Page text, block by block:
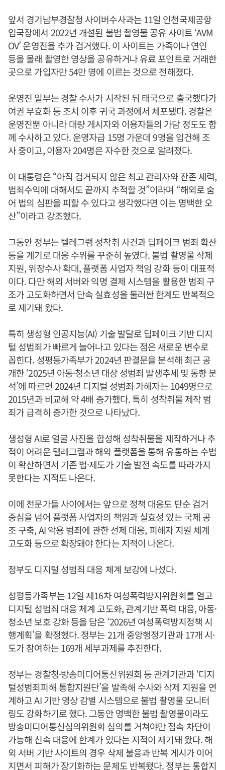
앞서 경기남부경찰청 사이버수사과는 11일 인천국제공항
입국장에서 2022년 개설된 불법 촬영물 공유 사이트 ‘AVM
OV’ 운영진을 추가 검거했다. 이 사이트는 가족이나 연인
등을 몰래 촬영한 영상을 공유하거나 유료 포인트로 거래한
곳으로 가입자만 54만 명에 이르는 것으로 전해졌다.
운영진 일부는 경찰 수사가 시작된 뒤 태국으로 출국했다가
여권 무효화 등 조치 이후 귀국 과정에서 체포됐다. 경찰은
운영진뿐 아니라 대량 게시자와 이용자들의 가담 정도도 함
께 수사하고 있다. 운영자급 15명 가운데 9명을 입건해 조
사 중이고, 이용자 204명은 자수한 것으로 알려졌다.
이 대통령은 “아직 검거되지 않은 최고 관리자와 잔존 세력,
범죄수익에 대해서도 끝까지 추적할 것”이라며 “해외로 숨
어 법의 심판을 피할 수 있다고 생각했다면 이는 명백한 오
산”이라고 강조했다.
그동안 정부는 텔레그램 성착취 사건과 딥페이크 범죄 확산
등을 계기로 대응 수위를 꾸준히 높였다. 불법 촬영물 삭제
지원, 위장수사 확대, 플랫폼 사업자 책임 강화 등이 대표적
이다. 다만 해외 서버와 익명 결제 시스템을 활용한 범죄 구
조가 고도화하면서 단속 실효성을 둘러싼 한계도 반복적으
로 제기돼 왔다.
특히 생성형 인공지능(AI) 기술 발달로 딥페이크 기반 디지
털 성범죄가 빠르게 늘어나고 있다는 점은 새로운 변수로
꼽힌다. 성평등가족부가 2024년 판결문을 분석해 최근 공
개한 ‘2025년 아동·청소년 대상 성범죄 발생추세 및 동향 분
석’에 따르면 2024년 디지털 성범죄 가해자는 1049명으로
2015년과 비교해 약 4배 증가했다. 특히 성착취물 제작 범
죄가 급격히 증가한 것으로 나타났다.
생성형 AI로 얼굴 사진을 합성해 성착취물을 제작하거나 추
적이 어려운 텔레그램과 해외 플랫폼을 통해 유통하는 수법
이 확산하면서 기존 법·제도가 기술 발전 속도를 따라가지
못한다는 지적도 나온다.
이에 전문가들 사이에서는 앞으로 정책 대응도 단순 검거
중심을 넘어 플랫폼 사업자의 책임과 실효성 있는 국제 공
조 구축, AI 악용 범죄에 관한 선제 대응, 피해자 지원 체계
고도화 등으로 확장돼야 한다는 지적이 나온다.
정부도 디지털 성범죄 대응 체계 보강에 나섰다.
성평등가족부는 12일 제16차 여성폭력방지위원회를 열고
디지털 성범죄 대응 체계 고도화, 관계기반 폭력 대응, 아동·
청소년 보호 강화 등을 담은 ‘2026년 여성폭력방지정책 시
행계획’을 확정했다. 정부는 21개 중앙행정기관과 17개 시·
도가 참여하는 169개 세부과제를 추진한다.
정부는 경찰청·방송미디어통신위원회 등 관계기관과 ‘디지
털성범죄피해 통합지원단’을 발족해 수사와 삭제 지원을 연
계하고 AI 기반 영상 감별 시스템으로 불법 촬영물 모니터
링도 강화하기로 했다. 그동안 명백한 불법 촬영물이라도
방송미디어통신심의위원회 심의를 거쳐야만 접속 차단이
가능해 신속 대응에 한계가 있다는 지적이 제기돼 왔다. 해
외 서버 기반 사이트의 경우 삭제 불응과 반복 게시가 이어
지면서 피해가 장기화하는 문제도 반복됐다. 정부는 통합지